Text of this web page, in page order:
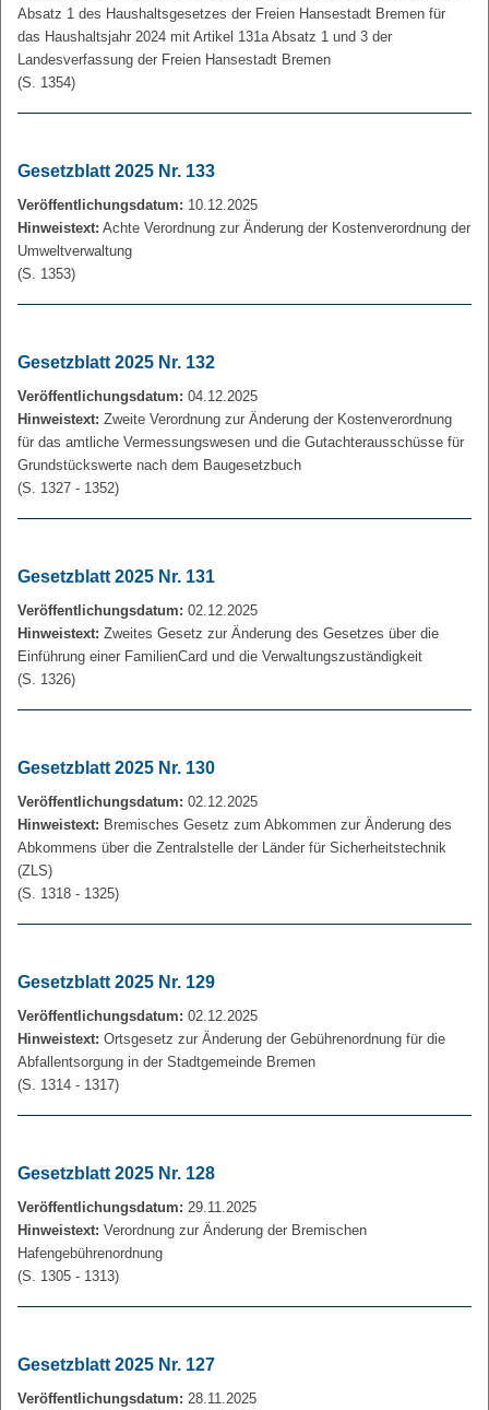
Absatz 1 des Haushaltsgesetzes der Freien Hansestadt Bremen für
das Haushaltsjahr 2024 mit Artikel 131a Absatz 1 und 3 der
Landesverfassung der Freien Hansestadt Bremen
(S. 1354)
Gesetzblatt 2025 Nr. 133
Veröffentlichungsdatum: 10.12.2025
Hinweistext: Achte Verordnung zur Änderung der Kostenverordnung der
Umweltverwaltung
(S. 1353)
Gesetzblatt 2025 Nr. 132
Veröffentlichungsdatum: 04.12.2025
Hinweistext: Zweite Verordnung zur Änderung der Kostenverordnung
für das amtliche Vermessungswesen und die Gutachterausschüsse für
Grundstückswerte nach dem Baugesetzbuch
(S. 1327 - 1352)
Gesetzblatt 2025 Nr. 131
Veröffentlichungsdatum: 02.12.2025
Hinweistext: Zweites Gesetz zur Änderung des Gesetzes über die
Einführung einer FamilienCard und die Verwaltungszuständigkeit
(S. 1326)
Gesetzblatt 2025 Nr. 130
Veröffentlichungsdatum: 02.12.2025
Hinweistext: Bremisches Gesetz zum Abkommen zur Änderung des
Abkommens über die Zentralstelle der Länder für Sicherheitstechnik
(ZLS)
(S. 1318 - 1325)
Gesetzblatt 2025 Nr. 129
Veröffentlichungsdatum: 02.12.2025
Hinweistext: Ortsgesetz zur Änderung der Gebührenordnung für die
Abfallentsorgung in der Stadtgemeinde Bremen
(S. 1314 - 1317)
Gesetzblatt 2025 Nr. 128
Veröffentlichungsdatum: 29.11.2025
Hinweistext: Verordnung zur Änderung der Bremischen
Hafengebührenordnung
(S. 1305 - 1313)
Gesetzblatt 2025 Nr. 127
Veröffentlichungsdatum: 28.11.2025